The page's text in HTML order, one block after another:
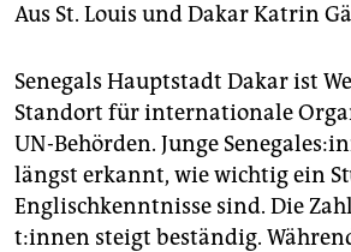
berlin
nord
wahrheit
verlag
verlag
Aus St. Louis und DakarKatrin
Senegals Hauptstadt Dakar ist
Standort für internationale
UN-Behörden. Junge
längst erkannt, wie wichtig ein
Englischkenntnisse sind. Die
t:in­nen steigt beständig.